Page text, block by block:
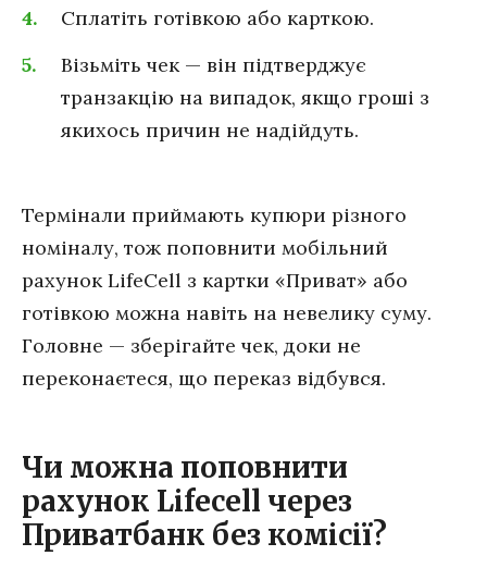
Сплатіть готівкою або карткою.
Візьміть чек — він підтверджує
транзакцію на випадок, якщо гроші з
якихось причин не надійдуть.
Термінали приймають купюри різного
номіналу, тож поповнити мобільний
рахунок LifeCell з картки «Приват» або
готівкою можна навіть на невелику суму.
Головне — зберігайте чек, доки не
переконаєтеся, що переказ відбувся.
Чи можна поповнити
рахунок Lifecell через
Приватбанк без комісії?